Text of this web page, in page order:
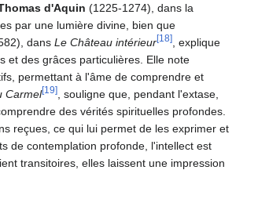
d'Aquin (1225-1274), dans la
par une lumière divine, bien que
dans Le Château intérieur[18]
, explique
et des grâces particulières. Elle note
permettant à l'âme de comprendre et
Carmel[19]
, souligne que, pendant l'extase,
des vérités spirituelles profondes.
reçues, ce qui lui permet de les exprimer et
de contemplation profonde, l'intellect est
transitoires, elles laissent une impression